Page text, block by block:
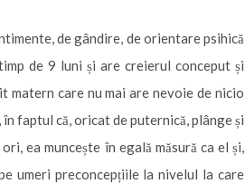
de gândire, de orientare psihică
de 9 luni și are creierul conceput și
matern care nu mai are nevoie de nicio
faptul că, oricat de puternică, plânge și
ea muncește în egală măsură ca el și,
umeri preconcepțiile la nivelul la care